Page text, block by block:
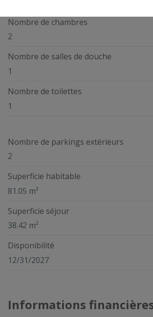
Nombre de chambres
2
Nombre de salles de douche
1
Nombre de toilettes
1
Nombre de parkings extérieurs
2
Superficie habitable
81.05 m²
Superficie séjour
38.42 m²
Disponibilité
12/31/2027
Informations